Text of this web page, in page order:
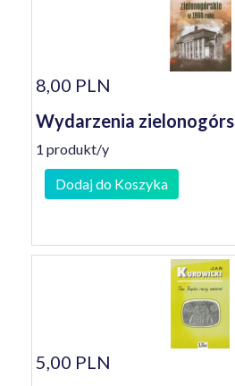
8,00 PLN
Wydarzenia
1 produkt/y
Dodaj do Koszyka
5,00 PLN